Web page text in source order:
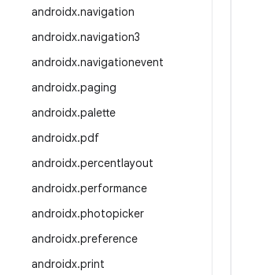
androidx.navigation
androidx.navigation3
androidx.navigationevent
androidx.paging
androidx.palette
androidx.pdf
androidx.percentlayout
androidx.performance
androidx.photopicker
androidx.preference
androidx.print